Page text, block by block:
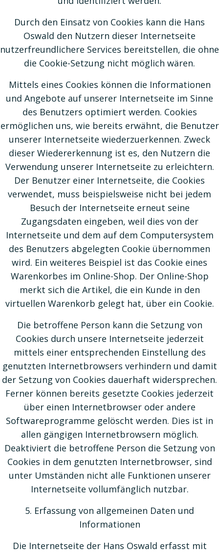
Durch den Einsatz von Cookies kann die Hans
Oswald den Nutzern dieser Internetseite
nutzerfreundlichere Services bereitstellen, die ohne
die Cookie-Setzung nicht möglich wären.
Mittels eines Cookies können die Informationen
und Angebote auf unserer Internetseite im Sinne
des Benutzers optimiert werden. Cookies
ermöglichen uns, wie bereits erwähnt, die Benutzer
unserer Internetseite wiederzuerkennen. Zweck
dieser Wiedererkennung ist es, den Nutzern die
Verwendung unserer Internetseite zu erleichtern.
Der Benutzer einer Internetseite, die Cookies
verwendet, muss beispielsweise nicht bei jedem
Besuch der Internetseite erneut seine
Zugangsdaten eingeben, weil dies von der
Internetseite und dem auf dem Computersystem
des Benutzers abgelegten Cookie übernommen
wird. Ein weiteres Beispiel ist das Cookie eines
Warenkorbes im Online-Shop. Der Online-Shop
merkt sich die Artikel, die ein Kunde in den
virtuellen Warenkorb gelegt hat, über ein Cookie.
Die betroffene Person kann die Setzung von
Cookies durch unsere Internetseite jederzeit
mittels einer entsprechenden Einstellung des
genutzten Internetbrowsers verhindern und damit
der Setzung von Cookies dauerhaft widersprechen.
Ferner können bereits gesetzte Cookies jederzeit
über einen Internetbrowser oder andere
Softwareprogramme gelöscht werden. Dies ist in
allen gängigen Internetbrowsern möglich.
Deaktiviert die betroffene Person die Setzung von
Cookies in dem genutzten Internetbrowser, sind
unter Umständen nicht alle Funktionen unserer
Internetseite vollumfänglich nutzbar.
5. Erfassung von allgemeinen Daten und
Informationen
Die Internetseite der Hans Oswald erfasst mit